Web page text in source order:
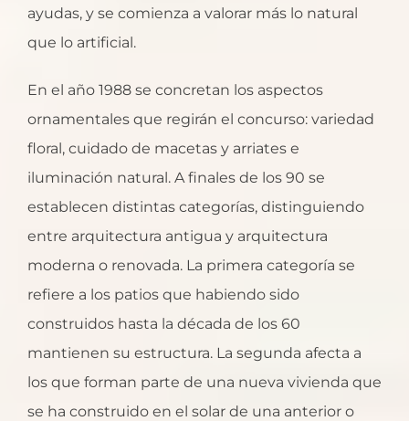
ayudas, y se comienza a valorar más lo natural
que lo artificial.
En el año 1988 se concretan los aspectos
ornamentales que regirán el concurso: variedad
floral, cuidado de macetas y arriates e
iluminación natural. A finales de los 90 se
establecen distintas categorías, distinguiendo
entre arquitectura antigua y arquitectura
moderna o renovada. La primera categoría se
refiere a los patios que habiendo sido
construidos hasta la década de los 60
mantienen su estructura. La segunda afecta a
los que forman parte de una nueva vivienda que
se ha construido en el solar de una anterior o